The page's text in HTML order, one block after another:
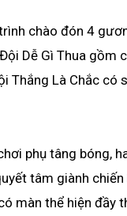
chào đón 4
Dễ Gì Thua gồm
Thắng Là Chắc có
phụ tâng bóng,
tâm giành
màn thể hiện đầy